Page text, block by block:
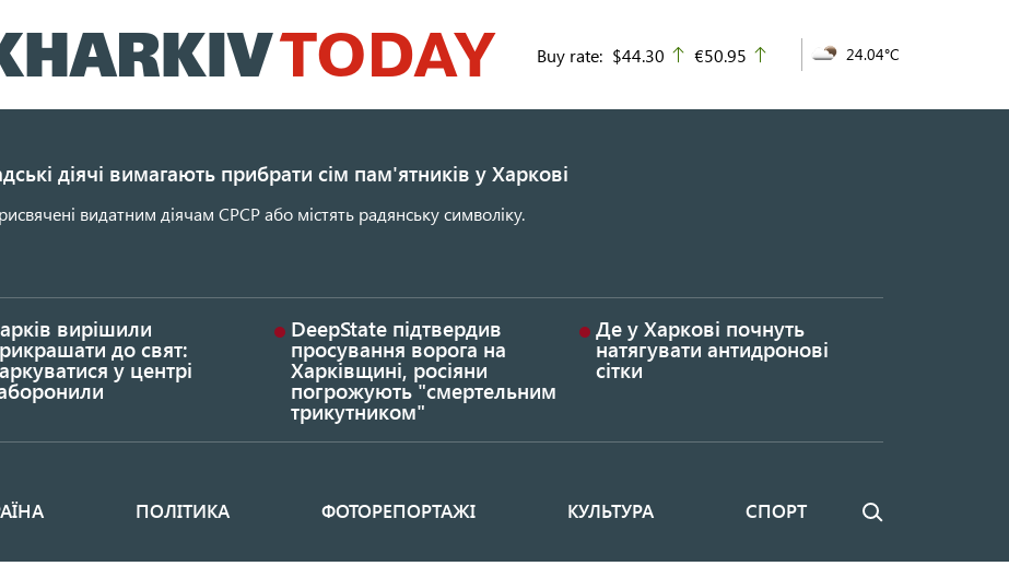
до
основного
Buy rate: $44.30 up
€50.95 24.04°C
діячі вимагають прибрати сім пам'ятників у Харкові
видатним діячам СРСР або містять радянську символіку.
вирішили
до свят:
у центрі
DeepState підтвердив
просування ворога на
Харківщині, росіяни
погрожують "смертельним
трикутником"
Де у Харкові почнуть
натягувати антидронові
сітки
ПОЛІТИКА ФОТОРЕПОРТАЖІ КУЛЬТУРА СПОРТ Пошук